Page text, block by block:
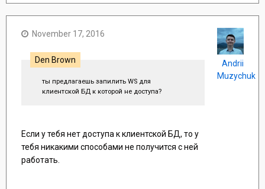
November 17, 2016
Den Brown
ты предлагаешь запилить WS для
клиентской БД к которой не доступа?
Если у тебя нет доступа к клиентской БД, то у
тебя никакими способами не получится с ней
работать.
Andrii
Muzychuk